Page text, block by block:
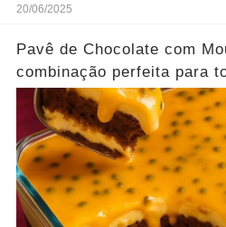
20/06/2025
Pavê de Chocolate com
combinação perfeita para